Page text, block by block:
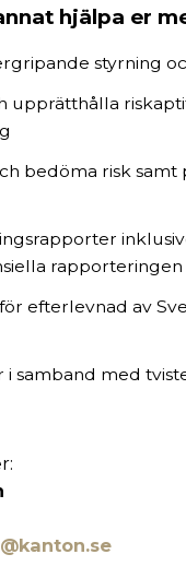
hjälpa er
styrning
upprätthålla
bedöma risk
rapporteringen
efterlevnad av
i samband med